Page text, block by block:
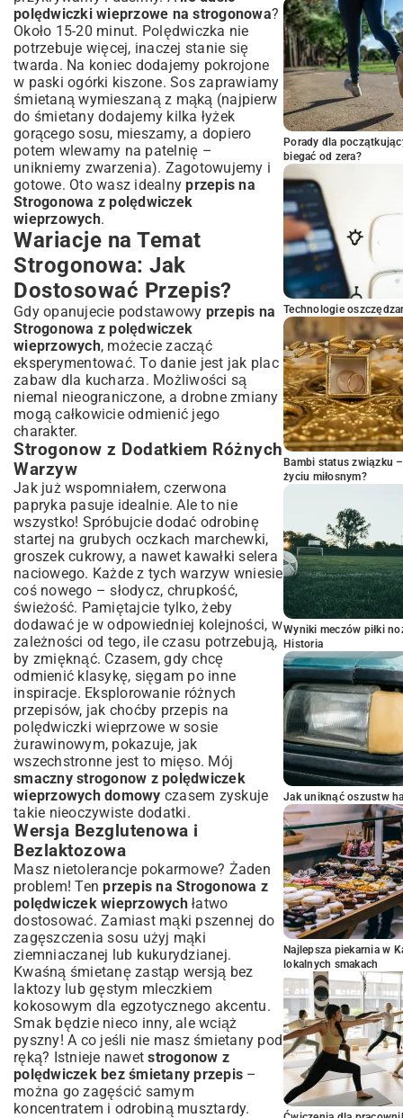
polędwiczki wieprzowe na strogonowa?
Około 15-20 minut. Polędwiczka nie
potrzebuje więcej, inaczej stanie się
twarda. Na koniec dodajemy pokrojone
w paski ogórki kiszone. Sos zaprawiamy
śmietaną wymieszaną z mąką (najpierw
do śmietany dodajemy kilka łyżek
gorącego sosu, mieszamy, a dopiero
potem wlewamy na patelnię –
unikniemy zwarzenia). Zagotowujemy i
gotowe. Oto wasz idealnyprzepis na
Strogonowa z polędwiczek
wieprzowych.
Wariacje na Temat
Strogonowa: Jak
Dostosować Przepis?
Gdy opanujecie podstawowy przepis na
Strogonowa z polędwiczek
wieprzowych, możecie zacząć
eksperymentować. To danie jest jak plac
zabaw dla kucharza. Możliwości są
niemal nieograniczone, a drobne zmiany
mogą całkowicie odmienić jego
charakter.
Strogonow z Dodatkiem Różnych
Warzyw
Jak już wspomniałem, czerwona
papryka pasuje idealnie. Ale to nie
wszystko! Spróbujcie dodać odrobinę
startej na grubych oczkach marchewki,
groszek cukrowy, a nawet kawałki selera
naciowego. Każde z tych warzyw wniesie
coś nowego – słodycz, chrupkość,
świeżość. Pamiętajcie tylko, żeby
dodawać je w odpowiedniej kolejności, w
zależności od tego, ile czasu potrzebują,
by zmięknąć. Czasem, gdy chcę
odmienić klasykę, sięgam po inne
inspiracje. Eksplorowanie różnych
przepisów, jak choćby przepis na
polędwiczki wieprzowe w sosie
żurawinowym, pokazuje, jak
wszechstronne jest to mięso. Mój
smaczny strogonow z polędwiczek
wieprzowych domowy czasem zyskuje
takie nieoczywiste dodatki.
Wersja Bezglutenowa i
Bezlaktozowa
Masz nietolerancje pokarmowe? Żaden
problem! Tenprzepis na Strogonowa z
polędwiczek wieprzowychłatwo
dostosować. Zamiast mąki pszennej do
zagęszczenia sosu użyj mąki
ziemniaczanej lub kukurydzianej.
Kwaśną śmietanę zastąp wersją bez
laktozy lub gęstym mleczkiem
kokosowym dla egzotycznego akcentu.
Smak będzie nieco inny, ale wciąż
pyszny! A co jeśli nie masz śmietany pod
ręką? Istnieje nawetstrogonow z
polędwiczek bez śmietany przepis –
można go zagęścić samym
koncentratem i odrobiną musztardy.
Porady dla
biegać od zera?
Technologie
Bambi status związku
życiu miłosnym?
Wyniki meczów piłki
Historia
Jak uniknąć oszustw
Najlepsza piekarnia w
lokalnych smakach